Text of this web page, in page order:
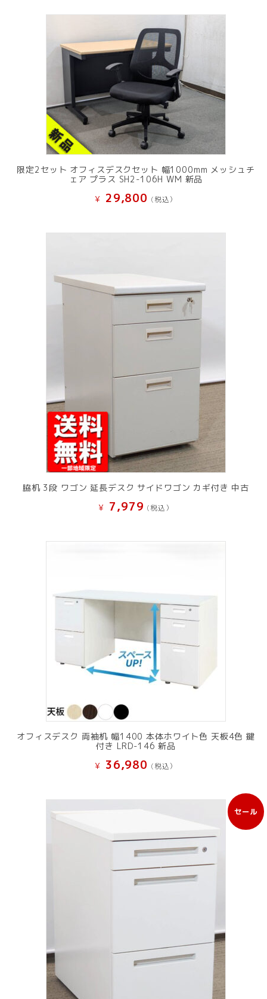
限定2セット オフィスデスクセット 幅1000mm メッシュチ
ェア プラス SH2-106H WM 新品
¥ 29,800 (税込）
脇机 3段 ワゴン 延長デスク サイドワゴン カギ付き 中古
¥ 7,979 (税込）
オフィスデスク 両袖机 幅1400 本体ホワイト色 天板4色 鍵
付き LRD-146 新品
¥ 36,980 (税込）
セール
販
売